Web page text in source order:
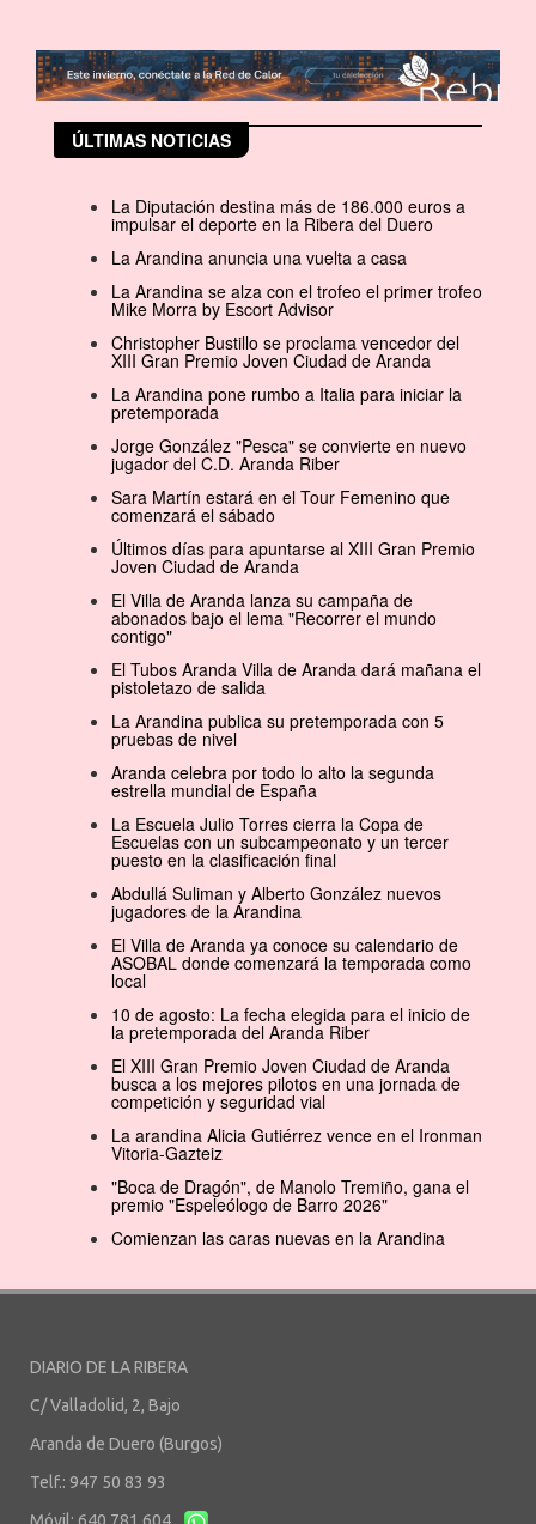
ÚLTIMAS NOTICIAS
La Diputación destina más de 186.000 euros a
impulsar el deporte en la Ribera del Duero
La Arandina anuncia una vuelta a casa
La Arandina se alza con el trofeo el primer trofeo
Mike Morra by Escort Advisor
Christopher Bustillo se proclama vencedor del
XIII Gran Premio Joven Ciudad de Aranda
La Arandina pone rumbo a Italia para iniciar la
pretemporada
Jorge González "Pesca" se convierte en nuevo
jugador del C.D. Aranda Riber
Sara Martín estará en el Tour Femenino que
comenzará el sábado
Últimos días para apuntarse al XIII Gran Premio
Joven Ciudad de Aranda
El Villa de Aranda lanza su campaña de
abonados bajo el lema "Recorrer el mundo
contigo"
El Tubos Aranda Villa de Aranda dará mañana el
pistoletazo de salida
La Arandina publica su pretemporada con 5
pruebas de nivel
Aranda celebra por todo lo alto la segunda
estrella mundial de España
La Escuela Julio Torres cierra la Copa de
Escuelas con un subcampeonato y un tercer
puesto en la clasificación final
Abdullá Suliman y Alberto González nuevos
jugadores de la Arandina
El Villa de Aranda ya conoce su calendario de
ASOBAL donde comenzará la temporada como
local
10 de agosto: La fecha elegida para el inicio de
la pretemporada del Aranda Riber
El XIII Gran Premio Joven Ciudad de Aranda
busca a los mejores pilotos en una jornada de
competición y seguridad vial
La arandina Alicia Gutiérrez vence en el Ironman
Vitoria-Gazteiz
"Boca de Dragón", de Manolo Tremiño, gana el
premio "Espeleólogo de Barro 2026"
Comienzan las caras nuevas en la Arandina
DIARIO DE LA RIBERA
C/ Valladolid, 2, Bajo
Aranda de Duero (Burgos)
Telf.: 947 50 83 93